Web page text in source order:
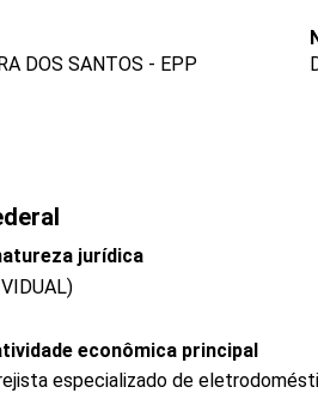
DOS SANTOS - EPP
jurídica
econômica principal
especializado de